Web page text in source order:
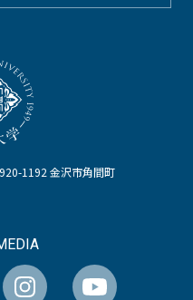
1192 金沢市角間町